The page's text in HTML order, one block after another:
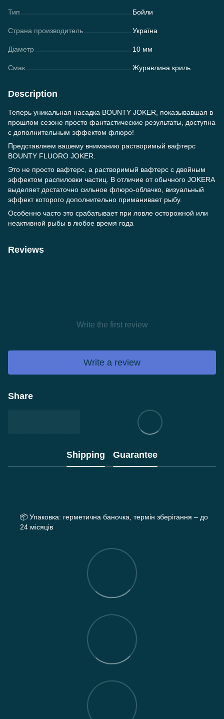
Тип Бойли
Страна производитель Україна
Діаметр 10 мм
Смак Журавлина криль
Description
Теперь уникальная насадка BOUNTY JOKER, показывавшая в
прошлом сезоне просто фантастические результаты, доступна
с дополнительным эффектом флюро!
Представляем вашему вниманию растворимый вафтерс
BOUNTY FLUORO JOKER.
Это не просто вафтерс, а растворимый вафтерс с двойным
эффектом распиловки частиц. В отличие от обычного JOKERA
выделяет достаточно сильное флюро-облачко, визуальный
эффект которого дополнительно приманивает рыбу.
Особенно часто это срабатывает при ловле осторожной или
неактивной рыбы в любое время года
Reviews
Write the first review
Write a review
Share
Shipping Guarantee
📦 Упаковка: герметична баночка, термін зберігання – до
24 місяців